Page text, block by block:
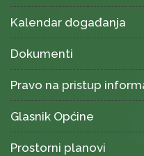
Kalendar događanja
Dokumenti
Pravo na pristup
Glasnik Općine
Prostorni planovi